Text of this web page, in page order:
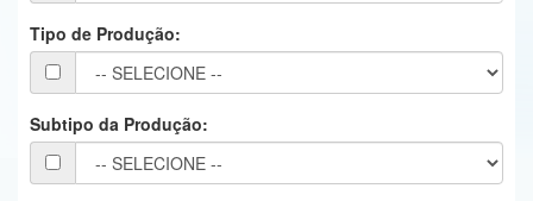
Secretaria de Governo
Gabinete de Segurança Institucional
Advocacia-Geral da União
Banco Central do Brasil
Tipo de Produção:
Subtipo da Produção: